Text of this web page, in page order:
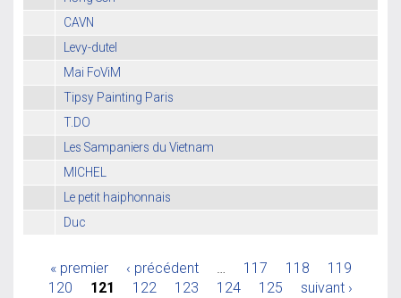
CAVN
Levy-dutel
Mai FoViM
Tipsy Painting Paris
T.DO
Les Sampaniers du Vietnam
MICHEL
Le petit haiphonnais
Duc
« premier ‹ précédent … 117 118
119
120
121 122 123 124 125
suivant ›